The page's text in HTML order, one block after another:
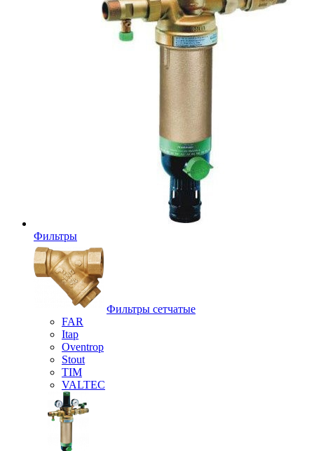
Фильтры
Фильтры сетчатые
FAR
Itap
Oventrop
Stout
TIM
VALTEC